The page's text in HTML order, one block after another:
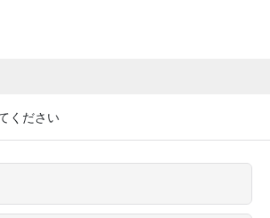
ください